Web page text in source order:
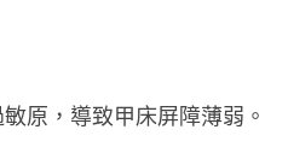
原，導致甲床屏障薄弱。